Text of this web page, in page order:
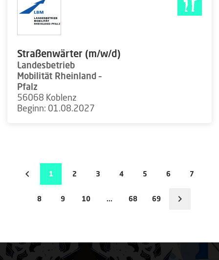
Straßenwärter (m/w/d)
Landesbetrieb
Mobilität Rheinland –
Pfalz
56068 Koblenz
Beginn: 01.08.2027
1 2 3 4 5 6 7
8 9 10 ... 68 69